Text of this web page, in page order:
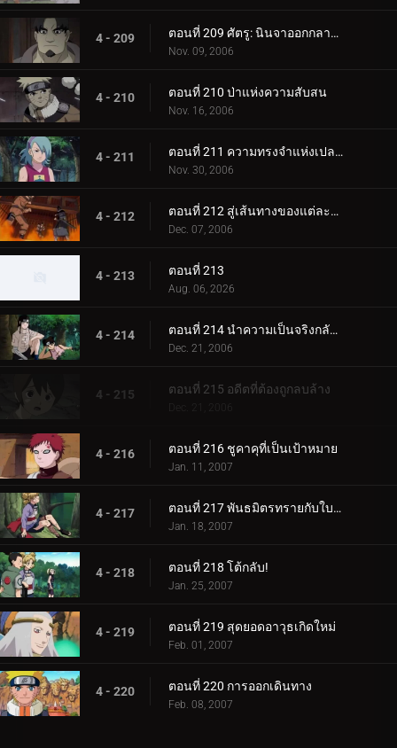
4 - 209 ตอนที่ 209 ศัตรู: นินจาออกกลางคัน
Nov. 09, 2006
4 - 210 ตอนที่ 210 ป่าแห่งความสับสน
Nov. 16, 2006
4 - 211 ตอนที่ 211 ความทรงจำแห่งเปลวไฟ
Nov. 30, 2006
4 - 212 ตอนที่ 212 สู่เส้นทางของแต่ละคน
Dec. 07, 2006
4 - 213 ตอนที่ 213
Aug. 06, 2026
4 - 214 ตอนที่ 214 นำความเป็นจริงกลับคืนมา
Dec. 21, 2006
4 - 215 ตอนที่ 215 อดีตที่ต้องถูกลบล้าง
Dec. 21, 2006
4 - 216 ตอนที่ 216 ชูคาคุที่เป็นเป้าหมาย
Jan. 11, 2007
4 - 217 ตอนที่ 217 พันธมิตรทรายกับใบไม้ชิโนบิ
Jan. 18, 2007
4 - 218 ตอนที่ 218 โต้กลับ!
Jan. 25, 2007
4 - 219 ตอนที่ 219 สุดยอดอาวุธเกิดใหม่
Feb. 01, 2007
4 - 220 ตอนที่ 220 การออกเดินทาง
Feb. 08, 2007